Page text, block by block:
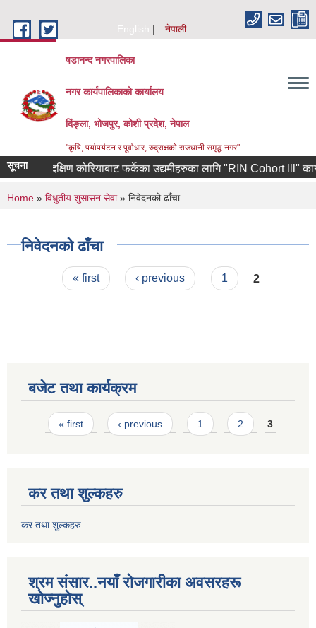
English
नेपाली
षडानन्द नगरपालिका
नगर कार्यपालिकाको कार्यालय
दिंङ्ला, भोजपुर, कोशी प्रदेश, नेपाल
"कृषि, पर्यापर्यटन र पूर्वाधार, रुद्राक्षको राजधानी समृद्ध नगर"
सूचना दक्षिण कोरियाबाट फर्केका उद्यमीहरुका लागि "RIN Cohort lll"
You are here
Home » विधुतीय शुसासन सेवा» निवेदनको ढाँचा
निवेदनको ढाँचा
Pages« first ‹ previous 1 2
बजेट तथा कार्यक्रम
Pages
« first ‹ previous 1 2 3
कर तथा शुल्कहरु
कर तथा शुल्कहरु
श्रम संसार..नयाँ रोजगारीका अवसरहरू
खोज्नुहोस्